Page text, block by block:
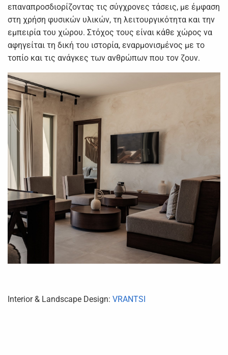
επαναπροσδιορίζοντας τις σύγχρονες τάσεις, με έμφαση
στη χρήση φυσικών υλικών, τη λειτουργικότητα και την
εμπειρία του χώρου. Στόχος τους είναι κάθε χώρος να
αφηγείται τη δική του ιστορία, εναρμονισμένος με το
τοπίο και τις ανάγκες των ανθρώπων που τον ζουν.
Interior & Landscape Design: VRANTSI